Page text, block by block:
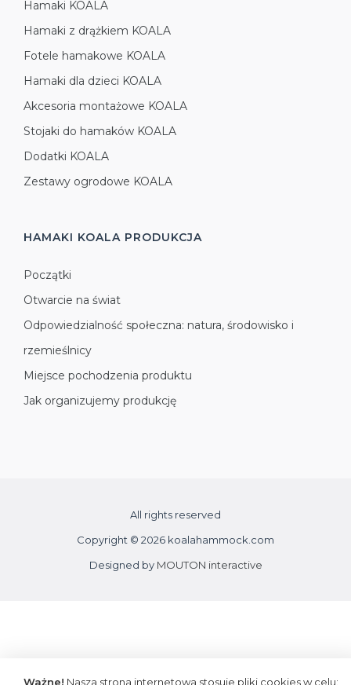
Hamaki KOALA
Hamaki z drążkiem KOALA
Fotele hamakowe KOALA
Hamaki dla dzieci KOALA
Akcesoria montażowe KOALA
Stojaki do hamaków KOALA
Dodatki KOALA
Zestawy ogrodowe KOALA
HAMAKI KOALA PRODUKCJA
Początki
Otwarcie na świat
Odpowiedzialność społeczna: natura, środowisko i
rzemieślnicy
Miejsce pochodzenia produktu
Jak organizujemy produkcję
All rights reserved
Copyright © 2026 koalahammock.com
Designed by MOUTON interactive
Ważne! Nasza strona internetowa stosuje pliki cookies w celu: